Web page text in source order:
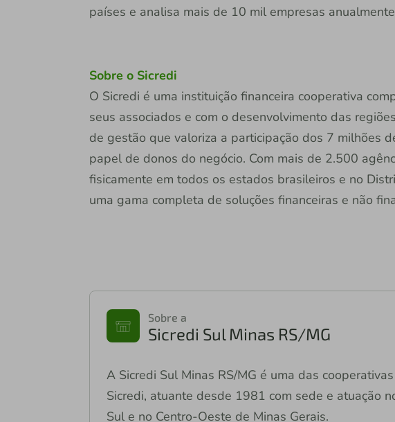
países e analisa mais de 10 mil empresas
Sobre o Sicredi
O Sicredi é uma instituição financeira cooperativa
seus associados e com o desenvolvimento das
de gestão que valoriza a participação dos 7 milhões
papel de donos do negócio. Com mais de 2.500
fisicamente em todos os estados brasileiros e no
uma gama completa de soluções financeiras e não
Sobre a
Sicredi Sul Minas RS/MG
A Sicredi Sul Minas RS/MG é uma das
Sicredi, atuante desde 1981 com sede e atuação
Sul e no Centro-Oeste de Minas Gerais.